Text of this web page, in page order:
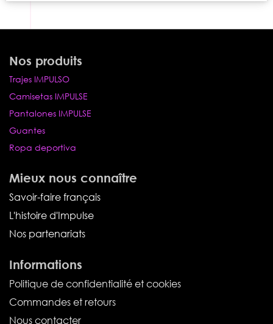
Nos produits
Trajes IMPULSO
Camisetas IMPULSE
Pantalones IMPULSE
Guantes
Ropa deportiva
Mieux nous connaître
Savoir-faire français
L'histoire d'Impulse
Nos partenariats
Informations
Politique de confidentialité et cookies
Commandes et retours
Nous contacter